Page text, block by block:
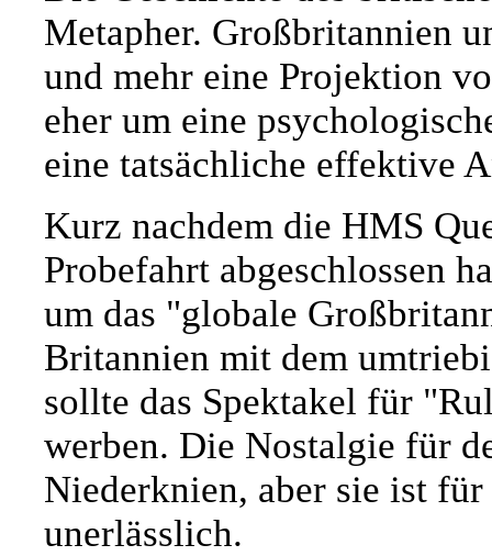
Metapher. Großbritannien
und mehr eine Projektion
eher um eine
eine tatsächliche effektive
Kurz nachdem die HMS
Probefahrt abgeschlossen
um das "globale
Britannien mit dem
sollte das Spektakel für
werben. Die Nostalgie für
Niederknien, aber sie ist
unerlässlich.